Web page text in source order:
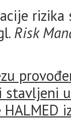
Risk
stavljeni